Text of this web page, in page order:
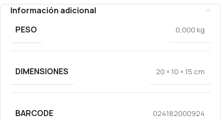
Información adicional
PESO
0,000 kg
DIMENSIONES 20 × 10 × 15 cm
BARCODE 024182000924